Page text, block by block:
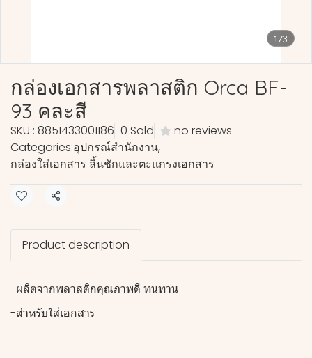
1/3
กล่องเอกสารพลาสติก Orca BF-
93 คละสี
SKU : 8851433001186 0 Sold
no reviews
Categories:อุปกรณ์สำนักงาน,
กล่องใส่เอกสาร ลิ้นชักและตะแกรงเอกสาร
Share
Product description
-ผลิตจากพลาสติกคุณภาพดี ทนทาน
-สำหรับใส่เอกสาร